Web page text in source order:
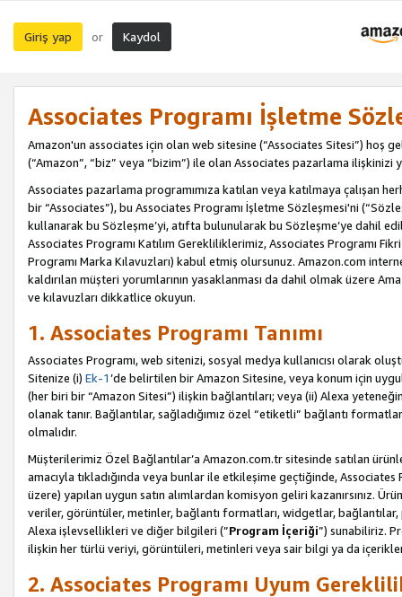
Giriş yap or Kaydol
Associates Programı İşletme
Amazon'un associates için olan web sitesine (“Associates Sitesi”) hoş
(“Amazon”, “biz” veya “bizim”) ile olan Associates pazarlama ilişkinizi
Associates pazarlama programımıza katılan veya katılmaya çalışan
bir “Associates”), bu Associates Programı İşletme Sözleşmesi'ni
kullanarak bu Sözleşme’yi, atıfta bulunularak bu Sözleşme’ye dahil
Associates Programı Katılım Gerekliliklerimiz, Associates Programı
Programı Marka Kılavuzları) kabul etmiş olursunuz. Amazon.com
kaldırılan müşteri yorumlarının yasaklanması da dahil olmak üzere
ve kılavuzları dikkatlice okuyun.
1. Associates Programı Tanımı
Associates Programı, web sitenizi, sosyal medya kullanıcısı olarak
Sitenize (i) Ek-1’de belirtilen bir Amazon Sitesine, veya konum için
(her biri bir “Amazon Sitesi”) ilişkin bağlantıları; veya (ii) Alexa
olanak tanır. Bağlantılar, sağladığımız özel “etiketli” bağlantı
olmalıdır.
Müşterilerimiz Özel Bağlantılar’a Amazon.com.tr sitesinde satılan
amacıyla tıkladığında veya bunlar ile etkileşime geçtiğinde,
üzere) yapılan uygun satın alımlardan komisyon geliri kazanırsınız.
veriler, görüntüler, metinler, bağlantı formatları, widgetlar,
Alexa işlevsellikleri ve diğer bilgileri (”Program İçeriği”) sunabiliriz.
ilişkin her türlü veriyi, görüntüleri, metinleri veya sair bilgi ya da içerikleri
2. Associates Programı Uyum